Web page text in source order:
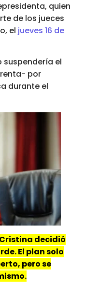
quien
de los jueces
el jueves 16 de
suspendería el
por
durante el
Cristina decidió
El plan solo
pero se